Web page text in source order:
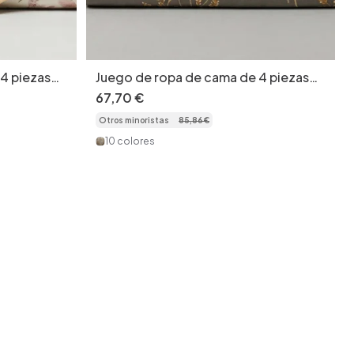
piezas
Juego de ropa de cama de 4 piezas
con estampado floral de primera
calidad - Funda nórdica de algodón
suave
67,70€
Otros minoristas 85,86€
10 colores